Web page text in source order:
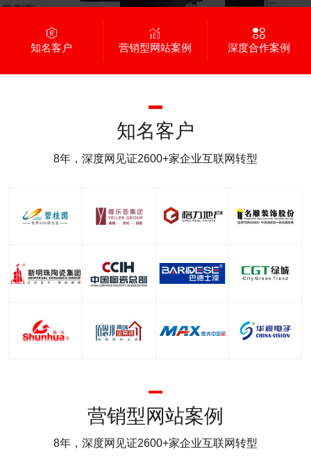
知名客户 营销型网站案例 深度合作案例
知名客户
8年，深度网见证2600+家企业互联网转型
营销型网站案例
8年，深度网见证2600+家企业互联网转型